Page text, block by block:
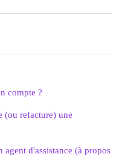
compte ?
(ou refacture) une
agent d'assistance (à propos